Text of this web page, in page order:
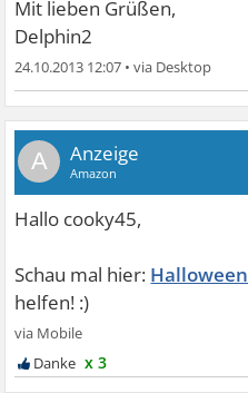
Mit lieben Grüßen,
Delphin2
24.10.2013 12:07 •
A
Halloween
x 3